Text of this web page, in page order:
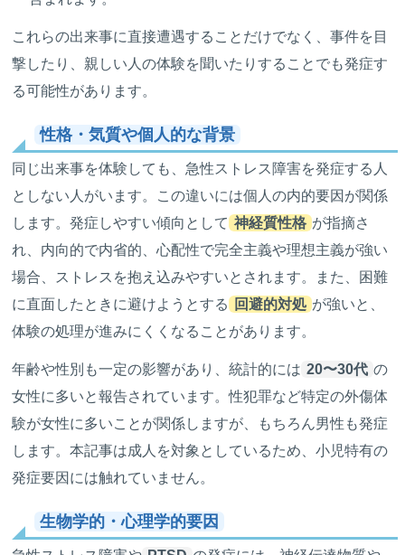
これらの出来事に直接遭遇することだけでなく、事件を目
撃したり、親しい人の体験を聞いたりすることでも発症す
る可能性があります。
性格・気質や個人的な背景
同じ出来事を体験しても、急性ストレス障害を発症する人
としない人がいます。この違いには個人の内的要因が関係
します。発症しやすい傾向として 神経質性格 が指摘さ
れ、内向的で内省的、心配性で完全主義や理想主義が強い
場合、ストレスを抱え込みやすいとされます。また、困難
に直面したときに避けようとする 回避的対処 が強いと、
体験の処理が進みにくくなることがあります。
年齢や性別も一定の影響があり、統計的には 20〜30代 の
女性に多いと報告されています。性犯罪など特定の外傷体
験が女性に多いことが関係しますが、もちろん男性も発症
します。本記事は成人を対象としているため、小児特有の
発症要因には触れていません。
生物学的・心理学的要因